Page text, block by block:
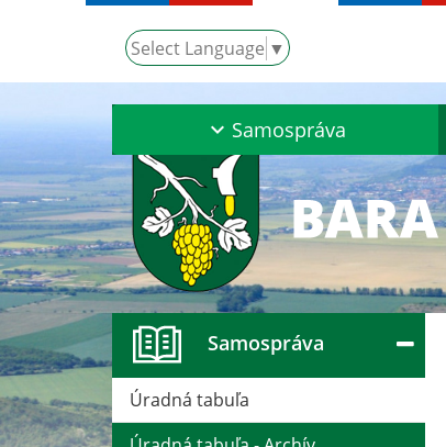
Select Language ▼
Samospráva
Samospráva
Úradná tabuľa